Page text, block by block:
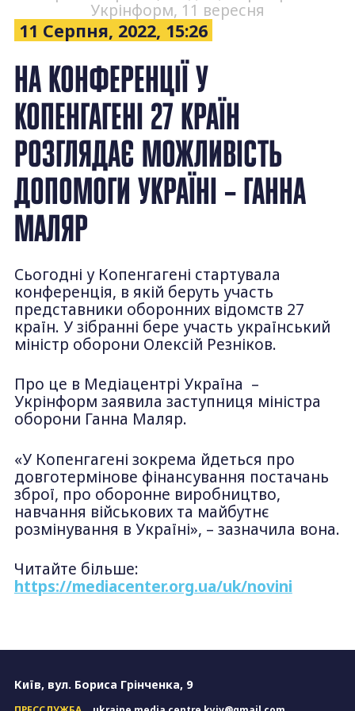
Укрінформ, 11 вересня
11 Серпня, 2022, 15:26
НА КОНФЕРЕНЦІЇ У
КОПЕНГАГЕНІ 27 КРАЇН
РОЗГЛЯДАЄ МОЖЛИВІСТЬ
ДОПОМОГИ УКРАЇНІ – ГАННА
МАЛЯР
Сьогодні у Копенгагені стартувала
конференція, в якій беруть участь
представники оборонних відомств 27
країн. У зібранні бере участь український
міністр оборони Олексій Резніков.
Про це в Медіацентрі Україна –
Укрінформ заявила заступниця міністра
оборони Ганна Маляр.
«У Копенгагені зокрема йдеться про
довготермінове фінансування постачань
зброї, про оборонне виробництво,
навчання військових та майбутнє
розмінування в Україні», – зазначила вона.
Читайте більше:
https://mediacenter.org.ua/uk/novini
Київ, вул. Бориса Грінченка, 9